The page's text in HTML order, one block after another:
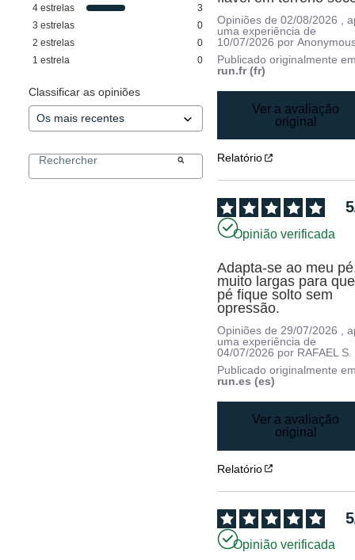
4 estrelas
3
3 estrelas
0
2 estrelas
0
1 estrela 0
Classificar as opiniões
Opiniões de02/08/2026
,
uma experiência de
10/07/2026 por
Publicado originalmente
run.fr (fr)
Ver a avaliação
original
Relatório
5
Opinião verificada
Adapta-se ao meu
muito largas para
pé fique solto sem
opressão.
Opiniões de29/07/2026 ,
uma experiência de
04/07/2026 por RAFAEL S.
Publicado originalmente
run.es (es)
Ver a avaliação
original
Relatório
5
Opinião verificada